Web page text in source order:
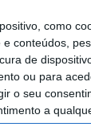
como
conteúdos,
de
ou para
o seu
a